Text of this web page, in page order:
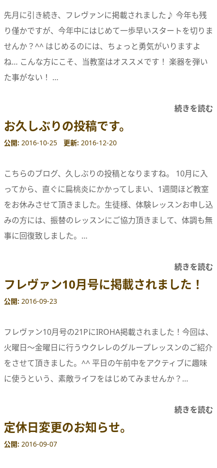
先月に引き続き、フレヴァンに掲載されました♪ 今年も残
り僅かですが、今年中にはじめて一歩早いスタートを切りま
せんか？^^ はじめるのには、ちょっと勇気がいりますよ
ね… こんな方にこそ、当教室はオススメです！ 楽器を弾い
た事がない！ …
続きを読む
お久しぶりの投稿です。
公開 2016-10-25 更新 2016-12-20
こちらのブログ、久しぶりの投稿となりますね。 10月に入
ってから、直ぐに扁桃炎にかかってしまい、1週間ほど教室
をお休みさせて頂きました。生徒様、体験レッスンお申し込
みの方には、振替のレッスンにご協力頂きまして、体調も無
事に回復致しました。…
続きを読む
フレヴァン10月号に掲載されました！
公開 2016-09-23
フレヴァン10月号の21PにIROHA掲載されました！今回は、
火曜日〜金曜日に行うウクレレのグループレッスンのご紹介
をさせて頂きました。^^ 平日の午前中をアクティブに趣味
に使うという、素敵ライフをはじめてみませんか？…
続きを読む
定休日変更のお知らせ。
公開 2016-09-07